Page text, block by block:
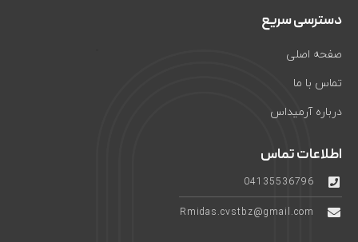
دسترسی سریع
صفحه اصلی
تماس با ما
درباره آرمیداس
اطلاعات تماس
04135536796
Rmidas.cvstbz@gmail.com